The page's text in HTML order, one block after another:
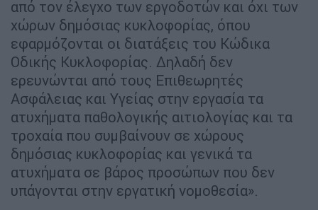
από τον έλεγχο των εργοδοτών και όχι των
χώρων δημόσιας κυκλοφορίας, όπου
εφαρμόζονται οι διατάξεις του Κώδικα
Οδικής Κυκλοφορίας. Δηλαδή δεν
ερευνώνται από τους Επιθεωρητές
Ασφάλειας και Υγείας στην εργασία τα
ατυχήματα παθολογικής αιτιολογίας και τα
τροχαία που συμβαίνουν σε χώρους
δημόσιας κυκλοφορίας και γενικά τα
ατυχήματα σε βάρος προσώπων που δεν
υπάγονται στην εργατική νομοθεσία».